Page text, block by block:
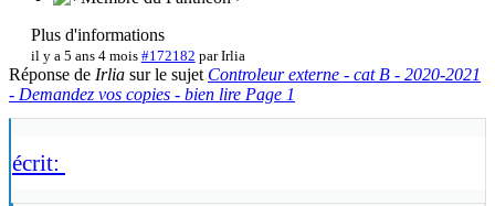
Plus d'informations
il y a 5 ans 4 mois #172182 parIrlia
Réponse de Irlia sur le sujet Controleur externe - cat B - 2020-2021
- Demandez vos copies - bien lire Page 1
écrit: